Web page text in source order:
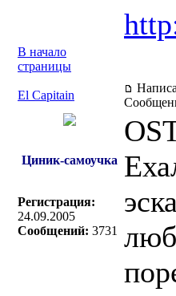
В начало
страницы
El Capitain
Циник-самоучка
Регистрация:
24.09.2005
Сообщений: 3731